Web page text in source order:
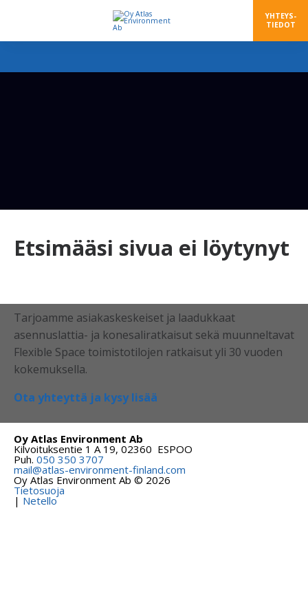
YHTEYS-
TIEDOT
Etsimääsi sivua ei löytynyt
Tarjoamme asiakaskeskeiset ja laadukkaat
asennuslattia- ja konesaliratkaisut sekä muunneltavat
Flexible Space toimistotilojen rat­kaisut yli 30 vuoden
kokemuksella.
Ota yhteyttä ja kysy lisää
Oy Atlas Environment Ab
Kilvoituksentie 1 A 19, 02360 ESPOO
Puh. 050 350 3707
mail@atlas-environment-finland.com
Oy Atlas Environment Ab © 2026
Tietosuoja
| Netello